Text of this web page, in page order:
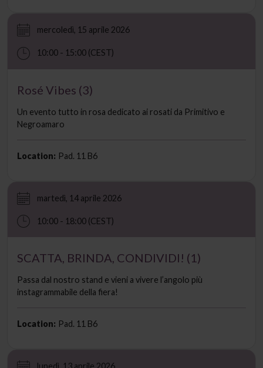
mercoledì, 15 aprile 2026
10:00 - 15:00 (CEST)
Rosé Vibes (3)
Un evento tutto in rosa dedicato ai rosati da Primitivo e
Negroamaro
Location: Pad. 11 B6
martedì, 14 aprile 2026
10:00 - 18:00 (CEST)
SCATTA, BRINDA, CONDIVIDI! (1)
Passa dal nostro stand e vieni a vivere l’angolo più
instagrammabile della fiera!
Location: Pad. 11 B6